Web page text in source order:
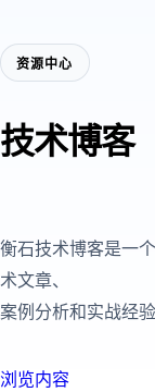
资源中心
技术博客
衡石技术博客是一
术文章、
案例分析和实战经
浏览内容